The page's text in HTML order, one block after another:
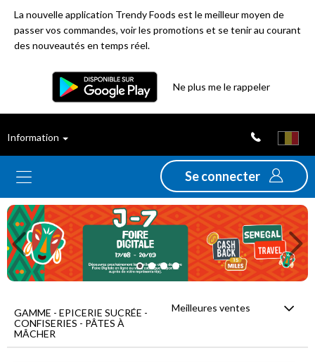
La nouvelle application Trendy Foods est le meilleur moyen de
passer vos commandes, voir les promotions et se tenir au courant
des nouveautés en temps réel.
Ne plus me le rappeler
Information
Se connecter
ventes
Nouveautés
Promotions
Déstockage
Menu
principal
Previous
GAMME - EPICERIE SUCRÉE -
CONFISERIES - PÂTES À
MÂCHER
Meilleures ventes